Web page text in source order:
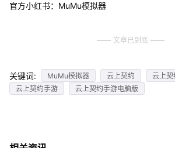
官方小红书：MuMu模拟器
文章已到底
关键词: MuMu模拟器 云上契约
云上契
云上契约手游
云上契约手游电脑版